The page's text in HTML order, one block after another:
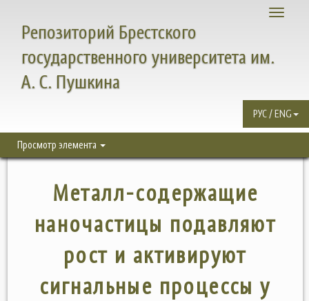
Toggle
Репозиторий Брестского
государственного университета им.
А. С. Пушкина
РУС / ENG
Просмотр элемента
Металл-содержащие
наночастицы подавляют
рост и активируют
сигнальные процессы у